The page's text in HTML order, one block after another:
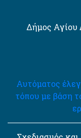
Δήμος
Αυτόματος
τόπου με βάση